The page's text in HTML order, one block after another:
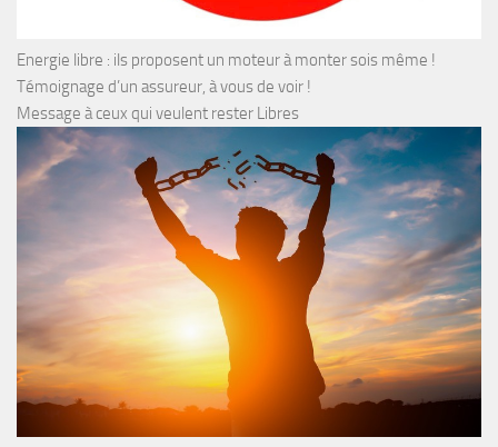
Energie libre : ils proposent un moteur à monter sois même !
Témoignage d’un assureur, à vous de voir !
Message à ceux qui veulent rester Libres